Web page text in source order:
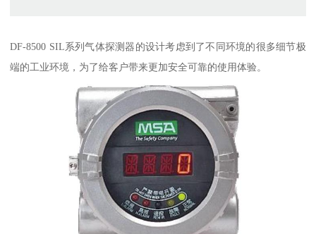
DF-8500 SIL系列气体探测器的设计考虑到了不同环境的很多细节极
端的工业环境，为了给客户带来更加安全可靠的使用体验。